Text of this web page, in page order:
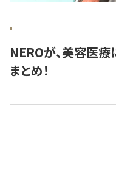
NEROが、美容医
まとめ！